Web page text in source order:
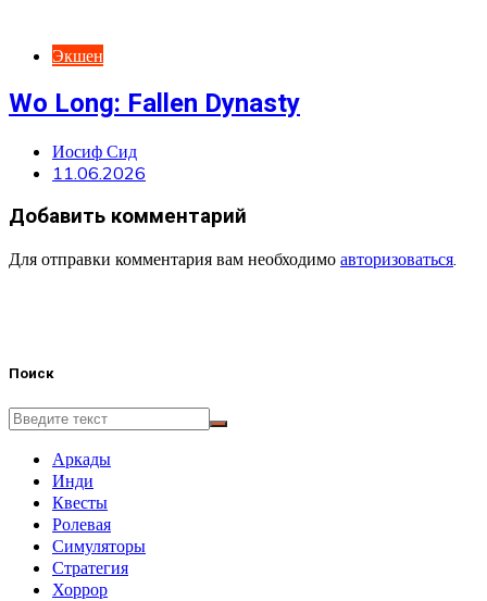
Экшен
Wo Long: Fallen Dynasty
Иосиф Сид
11.06.2026
Добавить комментарий
Для отправки комментария вам необходимо авторизоваться.
Поиск
Аркады
Инди
Квесты
Ролевая
Симуляторы
Стратегия
Хоррор